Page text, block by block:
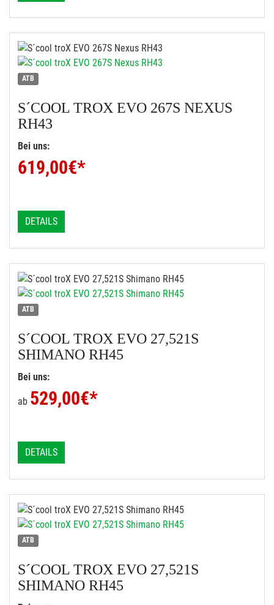
ATB
S´COOL TROX EVO 267S NEXUS
RH43
Bei uns:
619,00€*
DETAILS
ATB
S´COOL TROX EVO 27,521S
SHIMANO RH45
Bei uns:
ab 529,00€*
DETAILS
ATB
S´COOL TROX EVO 27,521S
SHIMANO RH45